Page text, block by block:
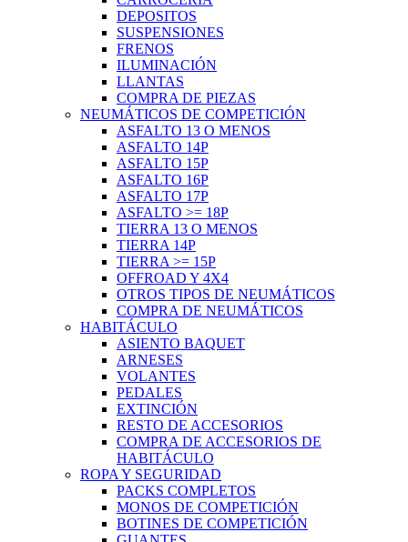
DEPOSITOS
SUSPENSIONES
FRENOS
ILUMINACIÓN
LLANTAS
COMPRA DE PIEZAS
NEUMÁTICOS DE COMPETICIÓN
ASFALTO 13 O MENOS
ASFALTO 14P
ASFALTO 15P
ASFALTO 16P
ASFALTO 17P
ASFALTO >= 18P
TIERRA 13 O MENOS
TIERRA 14P
TIERRA >= 15P
OFFROAD Y 4X4
OTROS TIPOS DE NEUMÁTICOS
COMPRA DE NEUMÁTICOS
HABITÁCULO
ASIENTO BAQUET
ARNESES
VOLANTES
PEDALES
EXTINCIÓN
RESTO DE ACCESORIOS
COMPRA DE ACCESORIOS DE
HABITÁCULO
ROPA Y SEGURIDAD
PACKS COMPLETOS
MONOS DE COMPETICIÓN
BOTINES DE COMPETICIÓN